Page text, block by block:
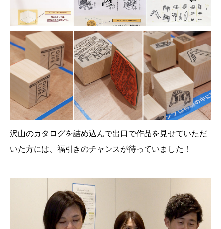
沢山のカタログを詰め込んで出口で作品を見せていただ
いた方には、福引きのチャンスが待っていました！